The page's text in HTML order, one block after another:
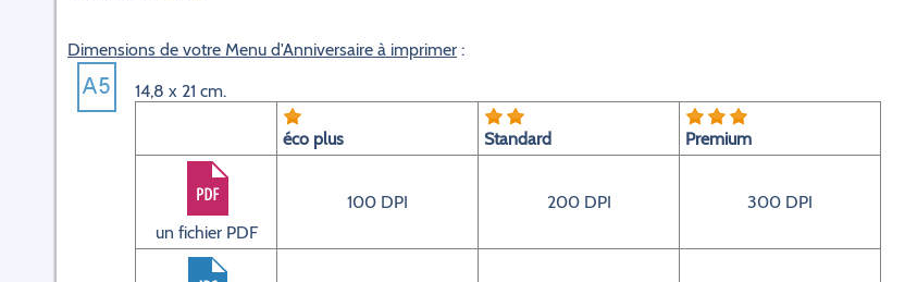
Dimensions de votre Menu d'Anniversaire à imprimer :
14,8 x 21 cm.
éco plus Standard Premium
un fichier PDF
100 DPI 200 DPI 300 DPI